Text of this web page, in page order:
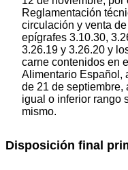
Reglamentación
circulación y venta
epígrafes 3.10.30,
3.26.19 y 3.26.20 y
carne contenidos en
Alimentario Español,
de 21 de
igual o inferior rango
mismo.
Disposición final